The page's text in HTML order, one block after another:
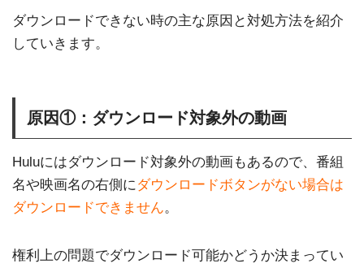
ダウンロードできない時の主な原因と対処方法を紹介
していきます。
原因①：ダウンロード対象外の動画
Huluにはダウンロード対象外の動画もあるので、番組
名や映画名の右側に ダウンロードボタンがない場合は
ダウンロードできません。
権利上の問題でダウンロード可能かどうか決まってい